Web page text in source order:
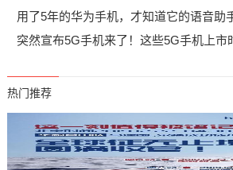
用了5年的华为手机，才知道它的语音助
突然宣布5G手机来了！这些5G手机上市
热门推荐